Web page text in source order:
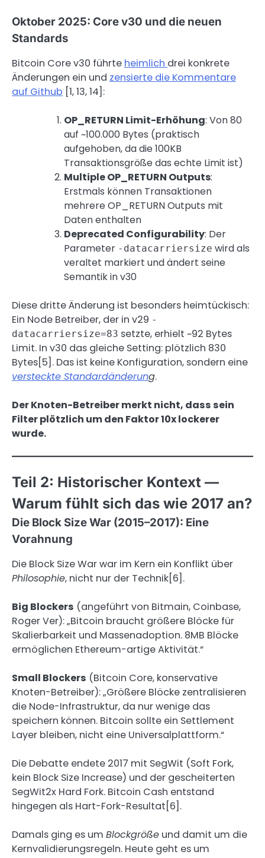
Oktober 2025: Core v30 und die neuen
Standards
Bitcoin Core v30 führte heimlich drei konkrete
Änderungen ein und zensierte die Kommentare
auf Github [1, 13, 14]:
OP_RETURN Limit-Erhöhung: Von 80
auf ~100.000 Bytes (praktisch
aufgehoben, da die 100KB
Transaktionsgröße das echte Limit ist)
Multiple OP_RETURN Outputs:
Erstmals können Transaktionen
mehrere OP_RETURN Outputs mit
Daten enthalten
Deprecated Configurability: Der
Parameter -datacarriersize wird als
veraltet markiert und ändert seine
Semantik in v30
Diese dritte Änderung ist besonders heimtückisch:
Ein Node Betreiber, der in v29 -
datacarriersize=83 setzte, erhielt ~92 Bytes
Limit. In v30 das gleiche Setting: plötzlich 830
Bytes[5]. Das ist keine Konfiguration, sondern eine
versteckte Standardänderung.
Der Knoten-Betreiber merkt nicht, dass sein
Filter plötzlich um den Faktor 10x lockerer
wurde.
Teil 2: Historischer Kontext —
Warum fühlt sich das wie 2017 an?
Die Block Size War (2015–2017): Eine
Vorahnung
Die Block Size War war im Kern ein Konflikt über
Philosophie, nicht nur der Technik[6].
Big Blockers (angeführt von Bitmain, Coinbase,
Roger Ver): „Bitcoin braucht größere Blöcke für
Skalierbarkeit und Massenadoption. 8MB Blöcke
ermöglichen Ethereum-artige Aktivität.“
Small Blockers (Bitcoin Core, konservative
Knoten-Betreiber): „Größere Blöcke zentralisieren
die Node-Infrastruktur, da nur wenige das
speichern können. Bitcoin sollte ein Settlement
Layer bleiben, nicht eine Universalplattform.“
Die Debatte endete 2017 mit SegWit (Soft Fork,
kein Block Size Increase) und der gescheiterten
SegWit2x Hard Fork. Bitcoin Cash entstand
hingegen als Hart-Fork-Resultat[6].
Damals ging es um Blockgröße und damit um die
Kernvalidierungsregeln. Heute geht es um